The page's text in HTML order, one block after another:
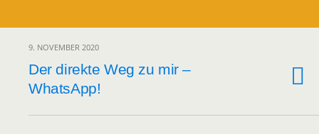
9. NOVEMBER 2020
Der direkte Weg zu mir –
WhatsApp!